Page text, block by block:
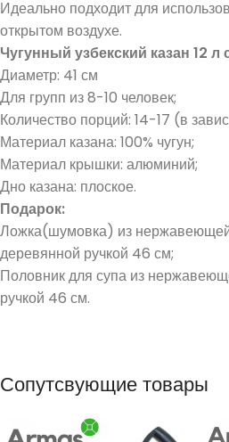
Идеально подходит для
открытом воздухе.
Чугунный узбекский казан 12
Диаметр: 41 см
Для групп из 8-10 человек;
Количество порций: 14-17 (в
Материал казана: 100% чугун;
Материал крышки: алюминий;
Дно казана: плоское.
Подарок:
Ложка(шумовка) из нержавеющей
деревянной ручкой 46 см;
Половник для супа из
ручкой 46 см.
Сопутсвующие товары